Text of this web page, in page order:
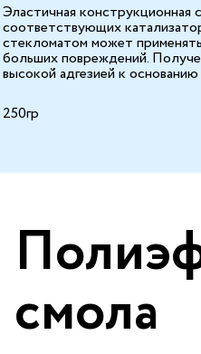
Эластичная конструкционная
соответствующих
стекломатом может
больших повреждений.
высокой адгезией к
250гр
смола